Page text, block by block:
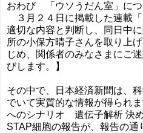
おわび 「ウソうだん室」に
３月２４日に掲載した連載
適切な内容と判断し、同日中
所の小保方晴子さんを取り上
じめ、関係者のみなさまにご
びします。】
その中で、日本経済新聞は、
でいて実質的な情報が得られ
へのシナリオ 遺伝子解析 決
STAP細胞の報告が、報告の通